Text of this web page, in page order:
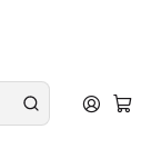
do Sul